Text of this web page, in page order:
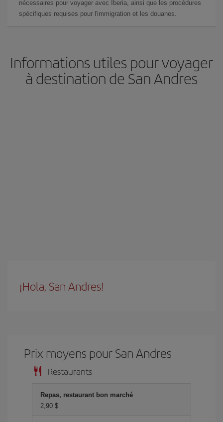
nécessaires pour voyager avec Iberia, ainsi que les procédures
spécifiques requises pour l'immigration et les douanes.
Informations utiles pour voyager
à destination de San Andres
¡Hola, San Andres!
Prix ​​moyens pour San Andres
Restaurants
Repas, restaurant bon marché
2,90 $